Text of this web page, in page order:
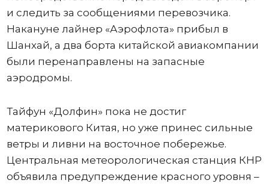
и следить за сообщениями перевозчика.
Накануне лайнер «Аэрофлота» прибыл в
Шанхай, а два борта китайской авиакомпании
были перенаправлены на запасные
аэродромы.
Тайфун «Долфин» пока не достиг
материкового Китая, но уже принес сильные
ветры и ливни на восточное побережье.
Центральная метеорологическая станция КНР
объявила предупреждение красного уровня –